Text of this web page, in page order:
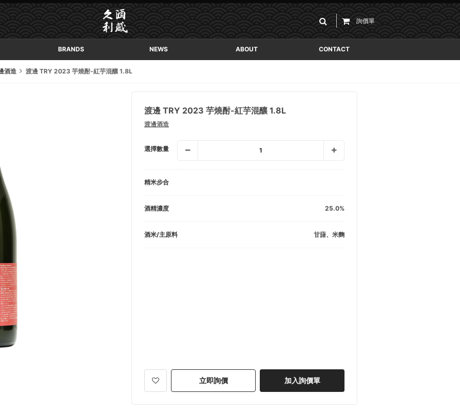
詢價單
BRANDS NEWS ABOUT CONTACT
酒造 渡邊 TRY 2023 芋燒酎-紅芋混釀 1.8L
渡邊 TRY 2023 芋燒酎-紅芋混釀 1.8L
渡邊酒造
選擇數量 1
精米步合
酒精濃度 25.0
酒米/主原料 甘藷、米麴
立即詢價 加入詢價單